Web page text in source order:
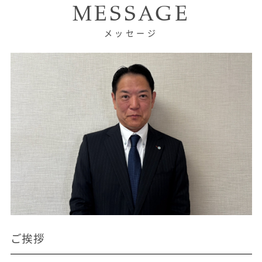
MESSAGE
メッセージ
ご挨拶